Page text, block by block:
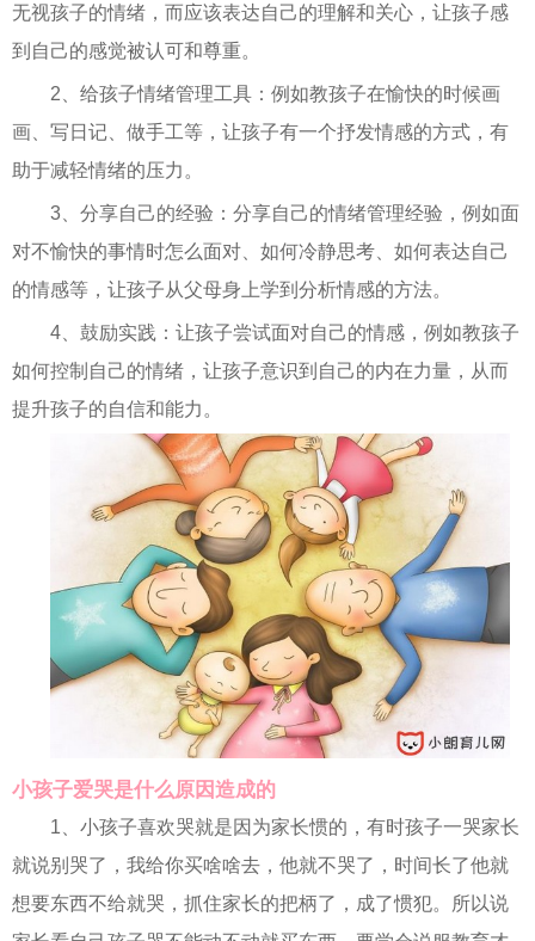
无视孩子的情绪，而应该表达自己的理解和关心，让孩子感
到自己的感觉被认可和尊重。
2、给孩子情绪管理工具：例如教孩子在愉快的时候画
画、写日记、做手工等，让孩子有一个抒发情感的方式，有
助于减轻情绪的压力。
3、分享自己的经验：分享自己的情绪管理经验，例如面
对不愉快的事情时怎么面对、如何冷静思考、如何表达自己
的情感等，让孩子从父母身上学到分析情感的方法。
4、鼓励实践：让孩子尝试面对自己的情感，例如教孩子
如何控制自己的情绪，让孩子意识到自己的内在力量，从而
提升孩子的自信和能力。
小孩子爱哭是什么原因造成的
1、小孩子喜欢哭就是因为家长惯的，有时孩子一哭家长
就说别哭了，我给你买啥啥去，他就不哭了，时间长了他就
想要东西不给就哭，抓住家长的把柄了，成了惯犯。所以说